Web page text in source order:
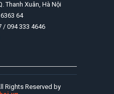
Thanh Xuân, Hà Nội
64
/ 094 333 4646
Rights Reserved by